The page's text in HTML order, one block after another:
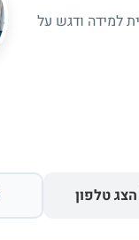
למידה ודגש על
הצג טלפון